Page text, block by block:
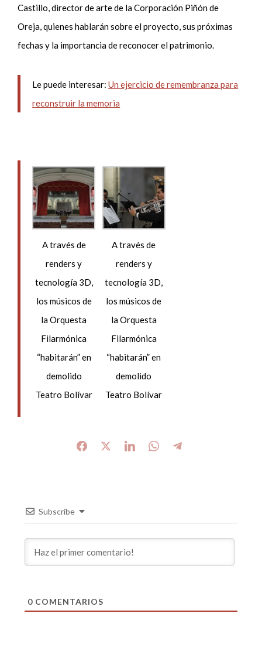
Castillo, director de arte de la Corporación Piñón de
Oreja, quienes hablarán sobre el proyecto, sus próximas
fechas y la importancia de reconocer el patrimonio.
Le puede interesar:Un ejercicio de remembranza para
reconstruir la memoria
A través de
renders y
tecnología 3D,
los músicos de
la Orquesta
Filarmónica
“habitarán” en
demolido
Teatro Bolívar
A través de
renders y
tecnología 3D,
los músicos de
la Orquesta
Filarmónica
“habitarán” en
demolido
Teatro Bolívar
Subscribe
0COMENTARIOS